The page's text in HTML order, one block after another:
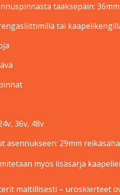
taaksepäin: 36mm
tai
36v, 48v
asennukseen: 29mm
myös lisäsarja
maltillisesti – uroskierteet